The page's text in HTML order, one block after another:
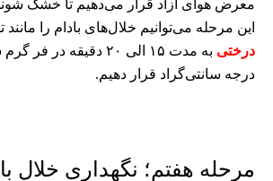
معرض هوای آزاد قرار می‌دهیم تا خشک
این مرحله می‌توانیم خلال‌های بادام را مانند
درختی
درجه سانتی‌گراد قرار دهیم.
مرحله هفتم؛ نگهداری خلال